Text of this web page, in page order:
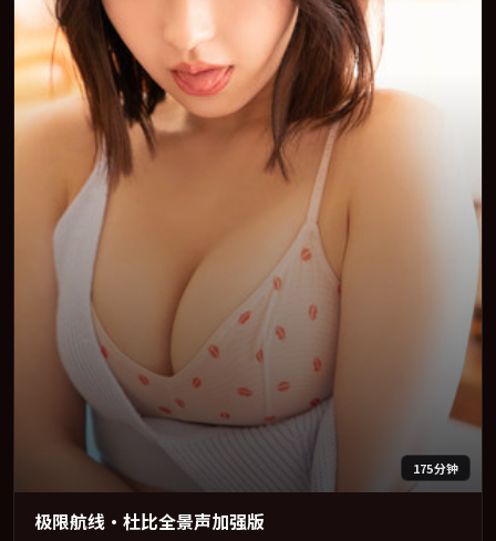
175分钟
极限航线·杜比全景声加强版